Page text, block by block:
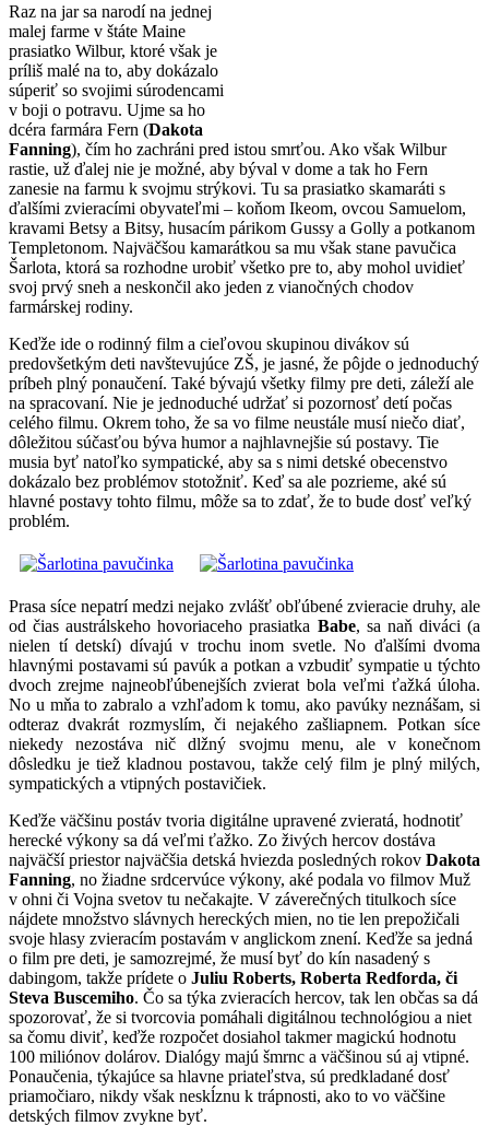
Raz na jar sa narodí na jednej
malej farme v štáte Maine
prasiatko Wilbur, ktoré však je
príliš malé na to, aby dokázalo
súperiť so svojimi súrodencami
v boji o potravu. Ujme sa ho
dcéra farmára Fern (Dakota
Fanning), čím ho zachráni pred istou smrťou. Ako však Wilbur
rastie, už ďalej nie je možné, aby býval v dome a tak ho Fern
zanesie na farmu k svojmu strýkovi. Tu sa prasiatko skamaráti s
ďalšími zvieracími obyvateľmi – koňom Ikeom, ovcou Samuelom,
kravami Betsy a Bitsy, husacím párikom Gussy a Golly a potkanom
Templetonom. Najväčšou kamarátkou sa mu však stane pavučica
Šarlota, ktorá sa rozhodne urobiť všetko pre to, aby mohol uvidieť
svoj prvý sneh a neskončil ako jeden z vianočných chodov
farmárskej rodiny.
Keďže ide o rodinný film a cieľovou skupinou divákov sú
predovšetkým deti navštevujúce ZŠ, je jasné, že pôjde o jednoduchý
príbeh plný ponaučení. Také bývajú všetky filmy pre deti, záleží ale
na spracovaní. Nie je jednoduché udržať si pozornosť detí počas
celého filmu. Okrem toho, že sa vo filme neustále musí niečo diať,
dôležitou súčasťou býva humor a najhlavnejšie sú postavy. Tie
musia byť natoľko sympatické, aby sa s nimi detské obecenstvo
dokázalo bez problémov stotožniť. Keď sa ale pozrieme, aké sú
hlavné postavy tohto filmu, môže sa to zdať, že to bude dosť veľký
problém.
Prasa síce nepatrí medzi nejako zvlášť obľúbené zvieracie druhy, ale
od čias austrálskeho hovoriaceho prasiatka Babe, sa naň diváci (a
nielen tí detskí) dívajú v trochu inom svetle. No ďalšími dvoma
hlavnými postavami sú pavúk a potkan a vzbudiť sympatie u týchto
dvoch zrejme najneobľúbenejších zvierat bola veľmi ťažká úloha.
No u mňa to zabralo a vzhľadom k tomu, ako pavúky neznášam, si
odteraz dvakrát rozmyslím, či nejakého zašliapnem. Potkan síce
niekedy nezostáva nič dlžný svojmu menu, ale v konečnom
dôsledku je tiež kladnou postavou, takže celý film je plný milých,
sympatických a vtipných postavičiek.
Keďže väčšinu postáv tvoria digitálne upravené zvieratá, hodnotiť
herecké výkony sa dá veľmi ťažko. Zo živých hercov dostáva
najväčší priestor najväčšia detská hviezda posledných rokov Dakota
Fanning, no žiadne srdcervúce výkony, aké podala vo filmov Muž
v ohni či Vojna svetov tu nečakajte. V záverečných titulkoch síce
nájdete množstvo slávnych hereckých mien, no tie len prepožičali
svoje hlasy zvieracím postavám v anglickom znení. Keďže sa jedná
o film pre deti, je samozrejmé, že musí byť do kín nasadený s
dabingom, takže prídete o Juliu Roberts, Roberta Redforda, či
Steva Buscemiho. Čo sa týka zvieracích hercov, tak len občas sa dá
spozorovať, že si tvorcovia pomáhali digitálnou technológiou a niet
sa čomu diviť, keďže rozpočet dosiahol takmer magickú hodnotu
100 miliónov dolárov. Dialógy majú šmrnc a väčšinou sú aj vtipné.
Ponaučenia, týkajúce sa hlavne priateľstva, sú predkladané dosť
priamočiaro, nikdy však neskĺznu k trápnosti, ako to vo väčšine
detských filmov zvykne byť.